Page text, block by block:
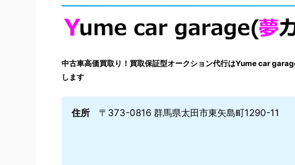
中古車高価買取り！買取保証型オークション代行はYume car
します
住所 〒373-0816 群馬県太田市東矢島町1290-11